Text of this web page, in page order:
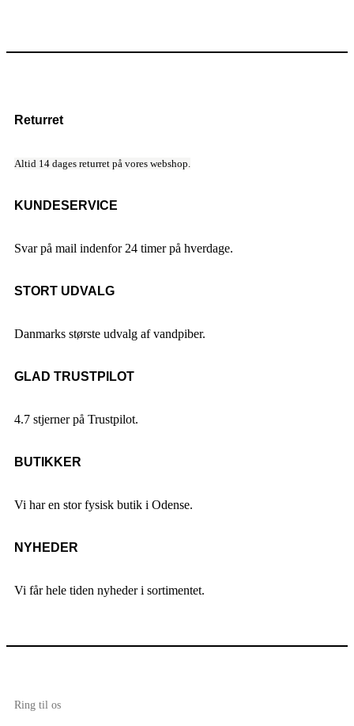
Returret
Altid 14 dages returret på vores webshop.
KUNDESERVICE
Svar på mail indenfor 24 timer på hverdage.
STORT UDVALG
Danmarks største udvalg af vandpiber.
GLAD TRUSTPILOT
4.7 stjerner på Trustpilot.
BUTIKKER
Vi har en stor fysisk butik i Odense.
NYHEDER
Vi får hele tiden nyheder i sortimentet.
Ring til os